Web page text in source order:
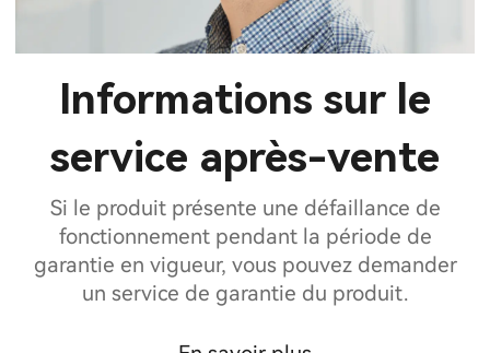
Informations sur le
service après-vente
Si le produit présente une défaillance de
fonctionnement pendant la période de
garantie en vigueur, vous pouvez demander
un service de garantie du produit.